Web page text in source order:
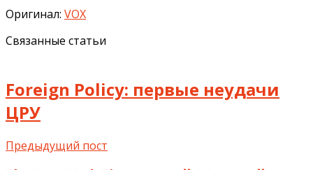
Оригинал: VOX
Связанные статьи
Foreign Policy: первые неудачи
ЦРУ
Предыдущий пост